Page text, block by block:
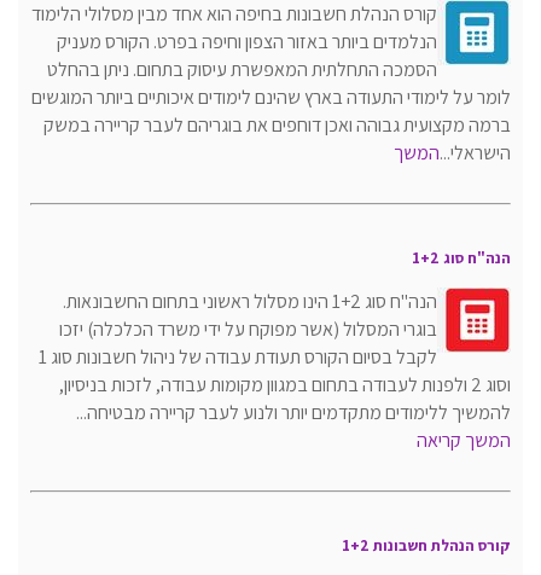
קורס הנהלת חשבונות בחיפה הוא אחד מבין מסלולי הלימוד
הנלמדים ביותר באזור הצפון וחיפה בפרט. הקורס מעניק
הסמכה התחלתית המאפשרת עיסוק בתחום. ניתן בהחלט
לומר על לימודי התעודה בארץ שהינם לימודים איכותיים ביותר המוגשים
ברמה מקצועית גבוהה ואכן דוחפים את בוגריהם לעבר קריירה במשק
הישראלי...המשך
הנה"ח סוג 1+2
הנה"ח סוג 1+2 הינו מסלול ראשוני בתחום החשבונאות.
בוגרי המסלול (אשר מפוקח על ידי משרד הכלכלה) יזכו
לקבל בסיום הקורס תעודת עבודה של ניהול חשבונות סוג 1
וסוג 2 ולפנות לעבודה בתחום במגוון מקומות עבודה, לזכות בניסיון,
להמשיך ללימודים מתקדמים יותר ולנוע לעבר קריירה מבטיחה...
המשך קריאה
קורס הנהלת חשבונות 1+2